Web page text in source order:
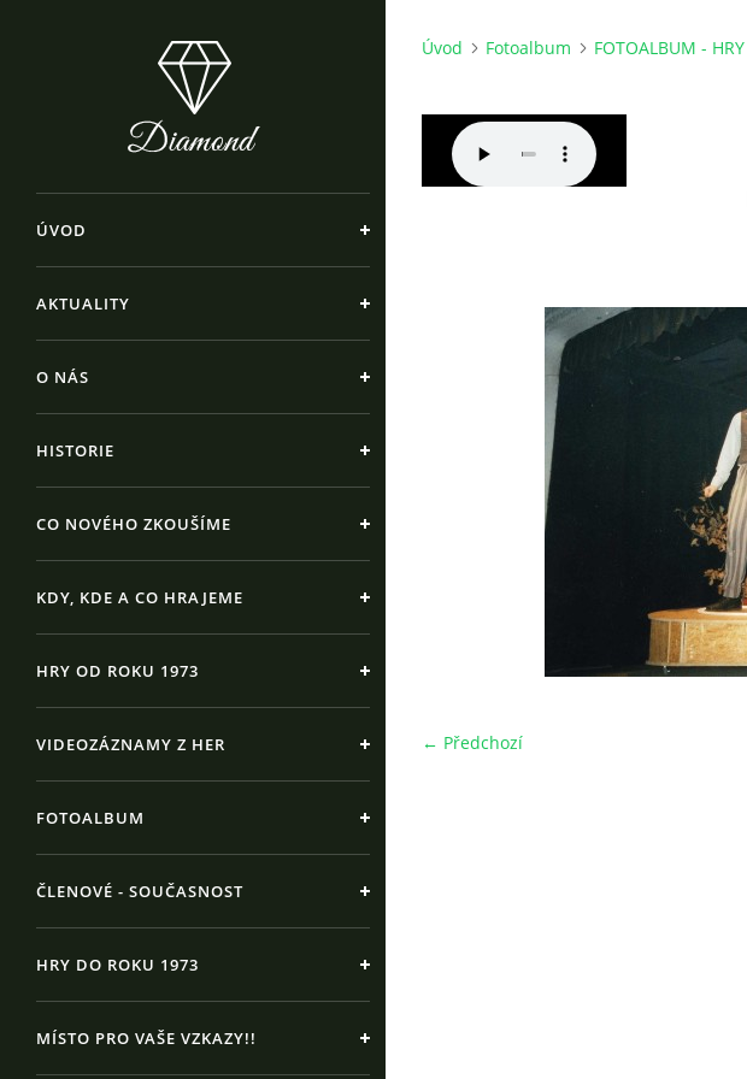
ÚVOD
AKTUALITY
O NÁS
HISTORIE
CO NOVÉHO ZKOUŠÍME
KDY, KDE A CO HRAJEME
HRY OD ROKU 1973
VIDEOZÁZNAMY Z HER
FOTOALBUM
ČLENOVÉ - SOUČASNOST
HRY DO ROKU 1973
MÍSTO PRO VAŠE VZKAZY!!
Úvod Fotoalbum FOTOALBUM - HRY
← Předchozí